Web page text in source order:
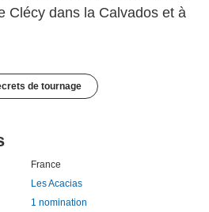
Clécy dans la Calvados et à
de tournage
France
Les Acacias
1 nomination